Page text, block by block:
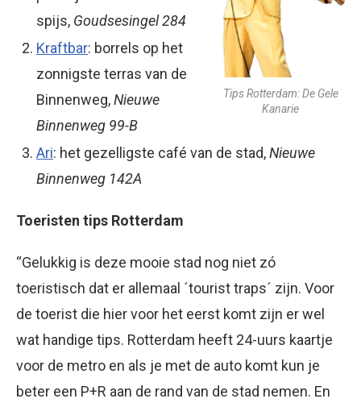
Tips Rotterdam: De Gele
Kanarie
spijs, Goudsesingel 284
Kraftbar: borrels op het
zonnigste terras van de
Binnenweg,Nieuwe
Binnenweg 99-B
Ari: het gezelligste café van de stad,Nieuwe
Binnenweg 142A
Toeristen tips Rotterdam
“Gelukkig is deze mooie stad nog niet zó
toeristisch dat er allemaal ´tourist traps´ zijn. Voor
de toerist die hier voor het eerst komt zijn er wel
wat handige tips. Rotterdam heeft 24-uurs kaartje
voor de metro en als je met de auto komt kun je
beter een P+R aan de rand van de stad nemen. En